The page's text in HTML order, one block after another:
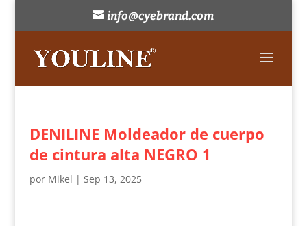
info@cyebrand.com
DENILINE Moldeador de cuerpo
de cintura alta NEGRO 1
por Mikel | Sep 13, 2025